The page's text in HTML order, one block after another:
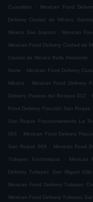
Cuautitlan . Mexican Food
Delivery Ciudad de México
México San Juanico . Mexican
Mexican Food Delivery Ciudad de
Ciudad de México Bello Horizonte .
Norte . Mexican Food Delivery
México . Mexican Food Delivery
Delivery Paseos del Bosque 012 .
Food Delivery Fracción San Roque
San Roque Fraccionamiento La
001 . Mexican Food Delivery
San Roque 009 . Mexican Food
Tultepec Xochimiquia . Mexican
Delivery Tultepec San Miguel
Mexican Food Delivery Tultepec
Mexican Food Delivery Tultepec